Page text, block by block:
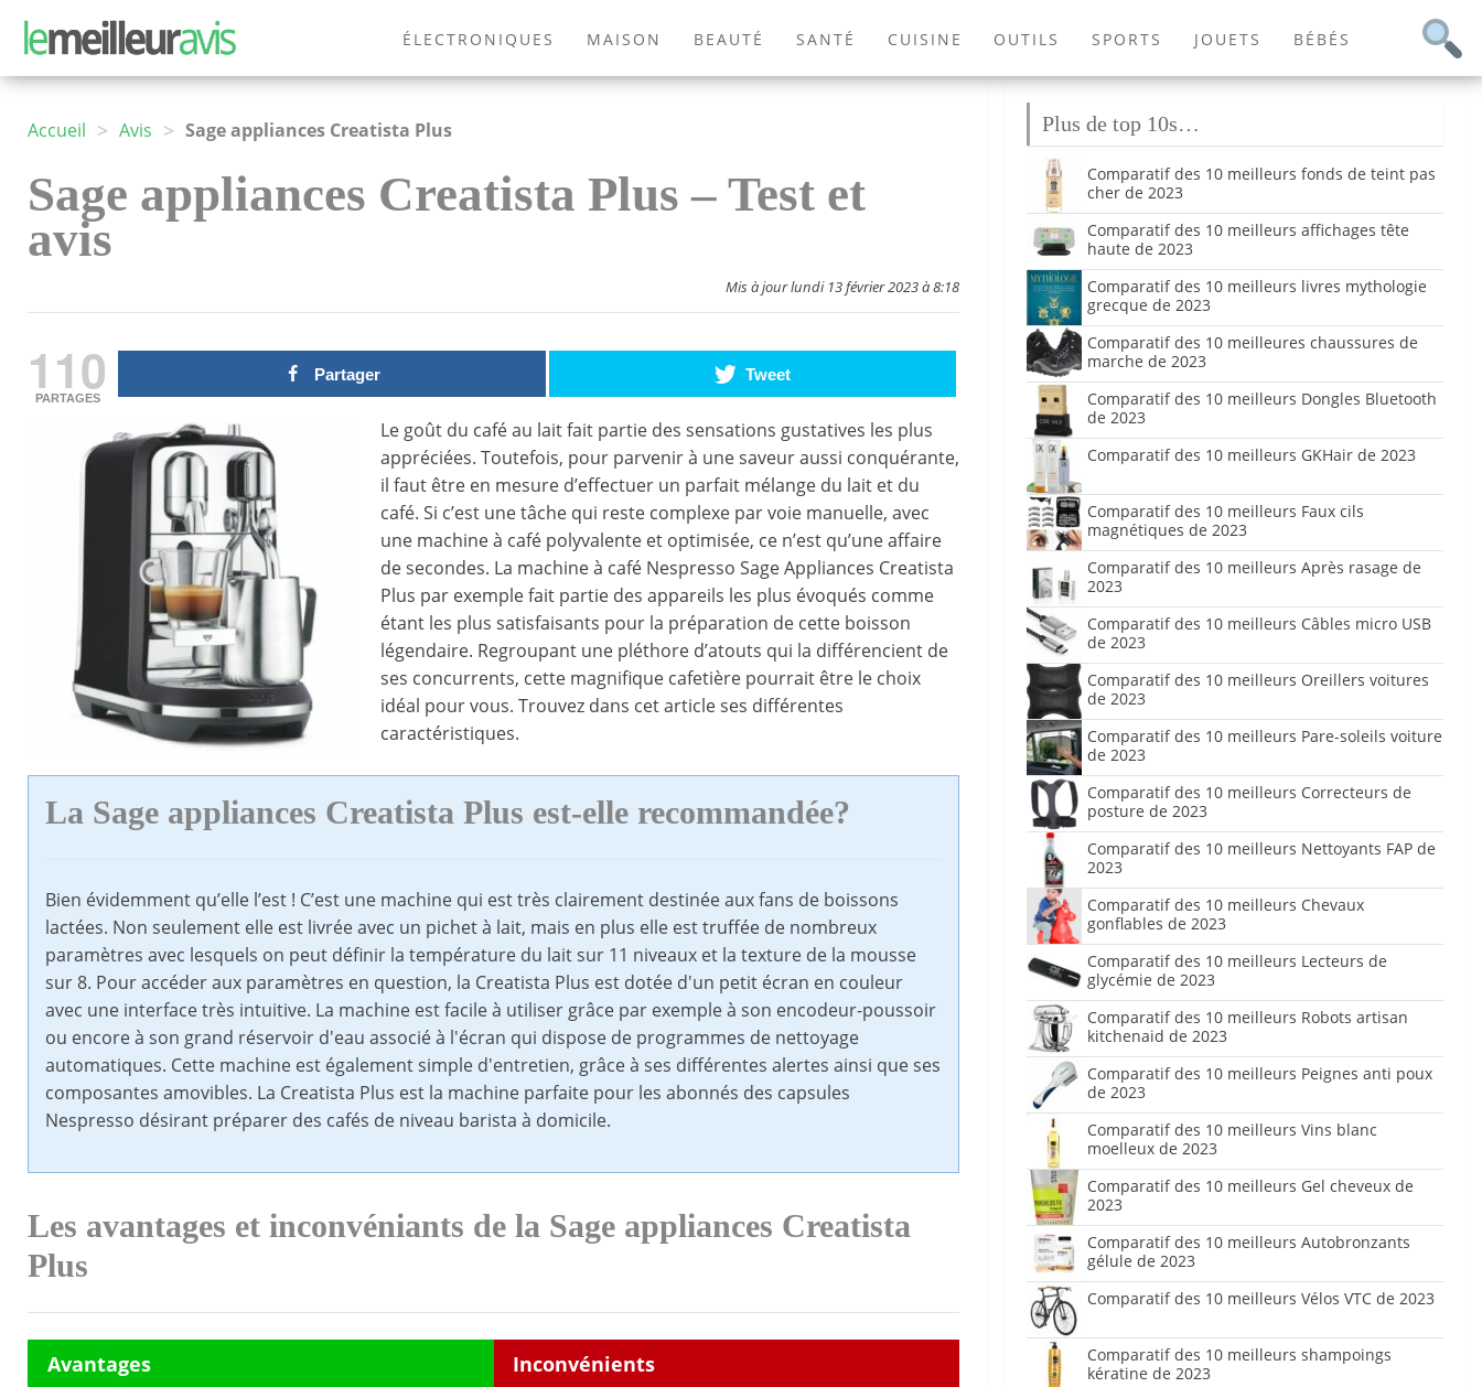
ÉLECTRONIQUES MAISON BEAUTÉ SANTÉ CUISINE OUTILS SPORTS JOUETS BÉBÉS
MODE EXTÉRIEUR ANIMAUX JEUX VIDÉOS LIVRES
Accueil > Avis > Sage appliances Creatista Plus
Sage appliances Creatista Plus – Test et
avis
Mis à jour lundi 13 février 2023 à 8:18
110
PARTAGES
Partager Tweet
Le goût du café au lait fait partie des sensations gustatives les plus
appréciées. Toutefois, pour parvenir à une saveur aussi conquérante,
il faut être en mesure d’effectuer un parfait mélange du lait et du
café. Si c’est une tâche qui reste complexe par voie manuelle, avec
une machine à café polyvalente et optimisée, ce n’est qu’une affaire
de secondes. La machine à café Nespresso Sage Appliances Creatista
Plus par exemple fait partie des appareils les plus évoqués comme
étant les plus satisfaisants pour la préparation de cette boisson
légendaire. Regroupant une pléthore d’atouts qui la différencient de
ses concurrents, cette magnifique cafetière pourrait être le choix
idéal pour vous. Trouvez dans cet article ses différentes
caractéristiques.
La Sage appliances Creatista Plus est-elle recommandée?
Bien évidemment qu’elle l’est ! C’est une machine qui est très clairement destinée aux fans de boissons
lactées. Non seulement elle est livrée avec un pichet à lait, mais en plus elle est truffée de nombreux
paramètres avec lesquels on peut définir la température du lait sur 11 niveaux et la texture de la mousse
sur 8. Pour accéder aux paramètres en question, la Creatista Plus est dotée d'un petit écran en couleur
avec une interface très intuitive. La machine est facile à utiliser grâce par exemple à son encodeur-poussoir
ou encore à son grand réservoir d'eau associé à l'écran qui dispose de programmes de nettoyage
automatiques. Cette machine est également simple d'entretien, grâce à ses différentes alertes ainsi que ses
composantes amovibles. La Creatista Plus est la machine parfaite pour les abonnés des capsules
Nespresso désirant préparer des cafés de niveau barista à domicile.
Les avantages et inconvéniants de la Sage appliances Creatista
Plus
Plus de top 10s…
Comparatif des 10 meilleurs fonds de teint pas
cher de 2023
Comparatif des 10 meilleurs affichages tête
haute de 2023
Comparatif des 10 meilleurs livres mythologie
grecque de 2023
Comparatif des 10 meilleures chaussures de
marche de 2023
Comparatif des 10 meilleurs Dongles Bluetooth
de 2023
Comparatif des 10 meilleurs GKHair de 2023
Comparatif des 10 meilleurs Faux cils
magnétiques de 2023
Comparatif des 10 meilleurs Après rasage de
2023
Comparatif des 10 meilleurs Câbles micro USB
de 2023
Comparatif des 10 meilleurs Oreillers voitures
de 2023
Comparatif des 10 meilleurs Pare-soleils voiture
de 2023
Comparatif des 10 meilleurs Correcteurs de
posture de 2023
Comparatif des 10 meilleurs Nettoyants FAP de
2023
Comparatif des 10 meilleurs Chevaux
gonflables de 2023
Comparatif des 10 meilleurs Lecteurs de
glycémie de 2023
Comparatif des 10 meilleurs Robots artisan
kitchenaid de 2023
Comparatif des 10 meilleurs Peignes anti poux
de 2023
Comparatif des 10 meilleurs Vins blanc
moelleux de 2023
Comparatif des 10 meilleurs Gel cheveux de
2023
Comparatif des 10 meilleurs Autobronzants
gélule de 2023
Comparatif des 10 meilleurs Vélos VTC de 2023
Comparatif des 10 meilleurs shampoings
kératine de 2023